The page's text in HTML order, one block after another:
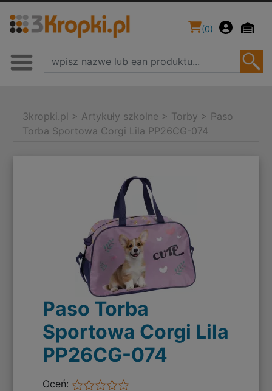
(0)
3kropki.pl > Artykuły szkolne > Torby > Paso
Torba Sportowa Corgi Lila PP26CG-074
Paso Torba
Sportowa Corgi Lila
PP26CG-074
Oceń: